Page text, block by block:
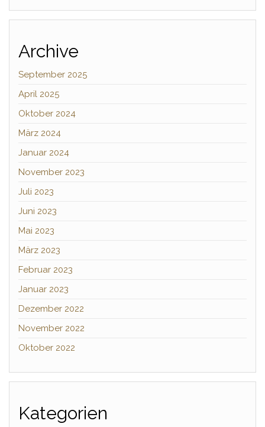
Archive
September 2025
April 2025
Oktober 2024
März 2024
Januar 2024
November 2023
Juli 2023
Juni 2023
Mai 2023
März 2023
Februar 2023
Januar 2023
Dezember 2022
November 2022
Oktober 2022
Kategorien